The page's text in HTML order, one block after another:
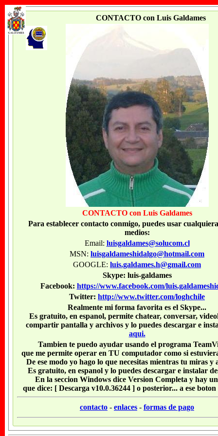
CONTACTO con Luis Galdames
CONTACTO con Luis Galdames
Para establecer contacto conmigo, puedes usar
medios:
Email: luisgaldames@solucom.cl
MSN: luisgaldameshidalgo@hotmail.com
GOOGLE: luis.galdames.h@gmail.com
Skype: luis-galdames
Facebook: https://www.facebook.com/
Twitter: http://www.twitter.com/loghchile
Realmente mi forma favorita es el Skype...
Es gratuito, en espanol, permite chatear, conversar,
compartir pantalla y archivos y lo puedes descargar e
aqui.
Tambien te puedo ayudar usando el programa
que me permite operar en TU computador como si
De ese modo yo hago lo que necesitas mientras tu miras y
Es gratuito, en espanol y lo puedes descargar e instalar
En la seccion Windows dice Version Completa y hay
que dice: [ Descarga v10.0.36244 ] o posterior... a ese boton
contacto - enlaces - formas de pago